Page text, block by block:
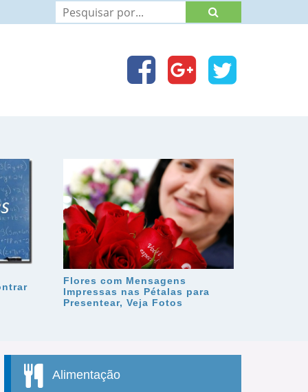
Flores com Mensagens
Impressas nas Pétalas para
Presentear, Veja Fotos
Alimentação